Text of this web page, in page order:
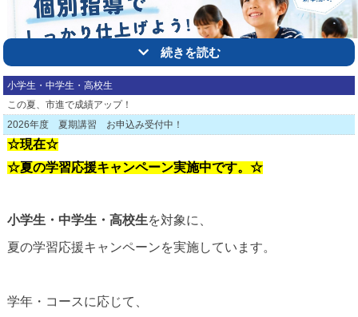
まだ間に合う！ 市進の夏期講習！
「夏期講習に申し込みそびれた」
続きを読む
小学生・中学生・高校生
この夏、市進で成績アップ！
2026年度 夏期講習 お申込み受付中！
☆現在☆
☆夏の学習応援キャンペーン実施中です。☆
小学生・中学生・高校生を対象に、
夏の学習応援キャンペーンを実施しています。
学年・コースに応じて、